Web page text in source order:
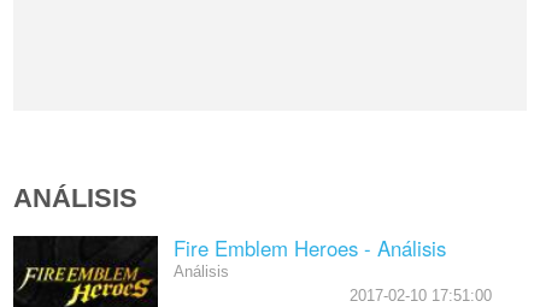
ANÁLISIS
Fire Emblem Heroes - Análisis
Análisis
2017-02-10 17:51:00